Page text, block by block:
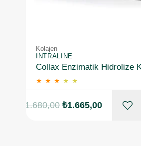
Kolajen
INTRALINE
★ ★ ★ ★ ★
₺1.665,00
₺1.680,00